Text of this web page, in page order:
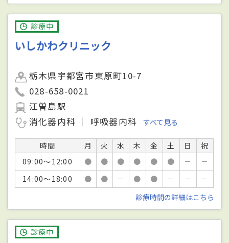
診療中
いしかわクリニック
栃木県宇都宮市東原町10-7
028-658-0021
江曽島駅
消化器内科
呼吸器内科 すべて見る
時間 月 火 水 木 金 土 日
祝
09:00～12:00
● ● ● ● ● ● －
－
14:00～18:00
● ● － ● ● － －
－
診療時間の詳細はこちら
診療中